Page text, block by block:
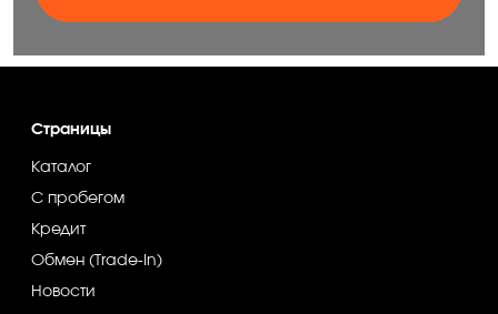
Страницы
Каталог
С пробегом
Кредит
Обмен (Trade-In)
Новости